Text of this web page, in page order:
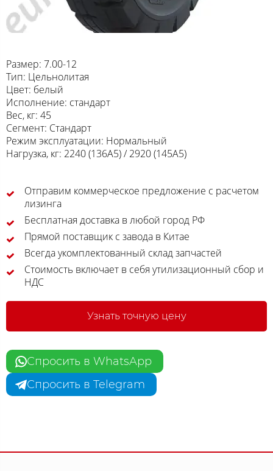
Размер: 7.00-12
Тип: Цельнолитая
Цвет: белый
Исполнение: стандарт
Вес, кг: 45
Сегмент: Стандарт
Режим эксплуатации: Нормальный
Нагрузка, кг: 2240 (136A5) / 2920 (145A5)
Отправим коммерческое предложение с расчетом
лизинга
Бесплатная доставка в любой город РФ
Прямой поставщик с завода в Китае
Всегда укомплектованный склад запчастей
Стоимость включает в себя утилизационный сбор и
НДС
Узнать точную цену
Спросить в WhatsApp
Спросить в Telegram